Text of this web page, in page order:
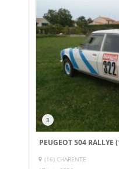
3
PEUGEOT 504 RALLYE
(16) CHARENTE